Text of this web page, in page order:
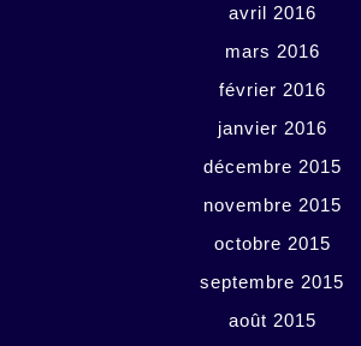
avril 2016
mars 2016
février 2016
janvier 2016
décembre 2015
novembre 2015
octobre 2015
septembre 2015
août 2015